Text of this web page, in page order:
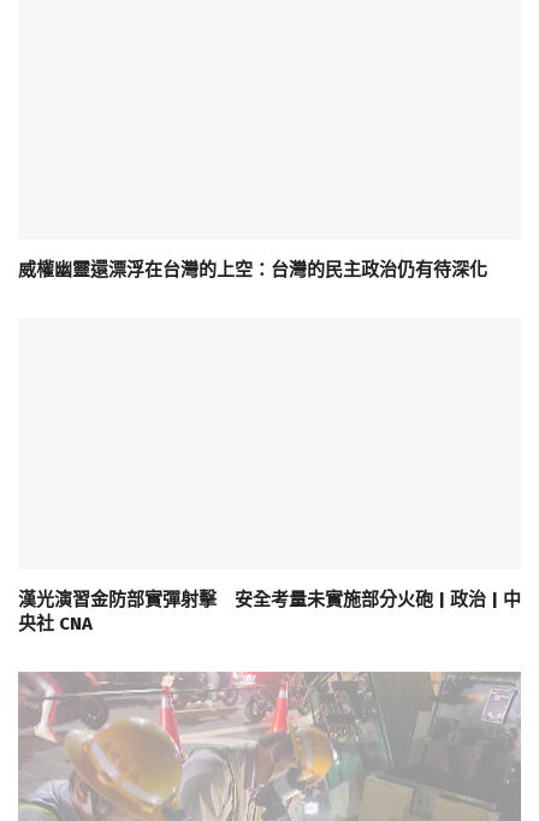
威權幽靈還漂浮在台灣的上空：台灣的民主政治仍有待深化
漢光演習金防部實彈射擊 安全考量未實施部分火砲 | 政治 | 中
央社 CNA